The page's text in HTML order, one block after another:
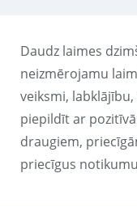
Daudz laimes
neizmērojamu
veiksmi,
piepildīt ar
draugiem,
priecīgus